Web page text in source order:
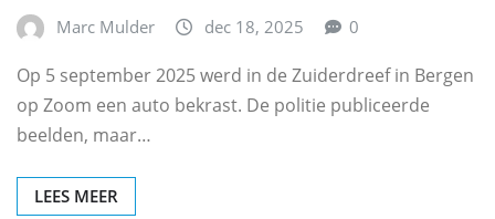
Marc Mulder dec 18, 2025 0
Op 5 september 2025 werd in de Zuiderdreef in Bergen
op Zoom een auto bekrast. De politie publiceerde
beelden, maar…
LEES MEER